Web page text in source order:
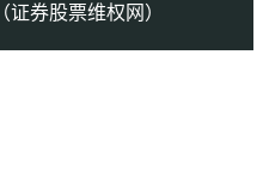
（证券股票维权网）